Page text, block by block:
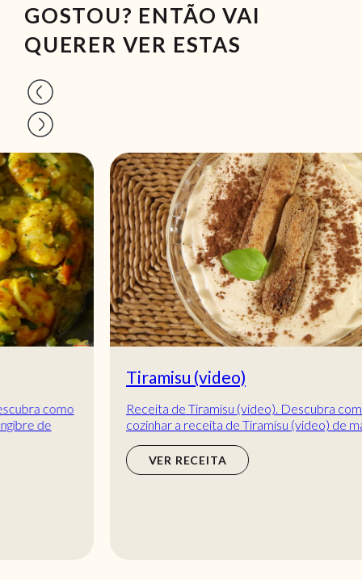
GOSTOU? ENTÃO VAI
QUERER VER ESTAS
Tiramisu (video)
Receita de Tiramisu (video). Descubra como
cozinhar a receita de Tiramisu (video) de maneira
VER RECEITA